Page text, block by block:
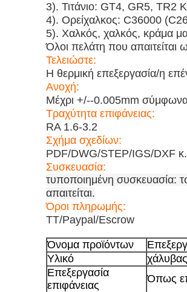
3). Τιτάνιο: GT4, GR5, TR2
4). Ορείχαλκος: C36000
5). Χαλκός, χαλκός, κράμα
Όλοι πελάτη που απαιτείται
Τελειώστε:
Η θερμική επεξεργασία/η
Ανοχή:
Μέχρι +/--0.005mm
Τραχύτητα επιφάνειας:
RA 1.6-3.2
Σχήμα σχεδίων:
PDF/DWG/STEP/IGS/DXF
Συσκευασία:
τυποποιημένη συσκευασία:
απαιτείται.
Όροι πληρωμής:
TT/Paypal/Escrow
Όνομα προϊόντων
Υλικό
χάλυβας
Επεξεργασία
επιφάνειας
Όπως